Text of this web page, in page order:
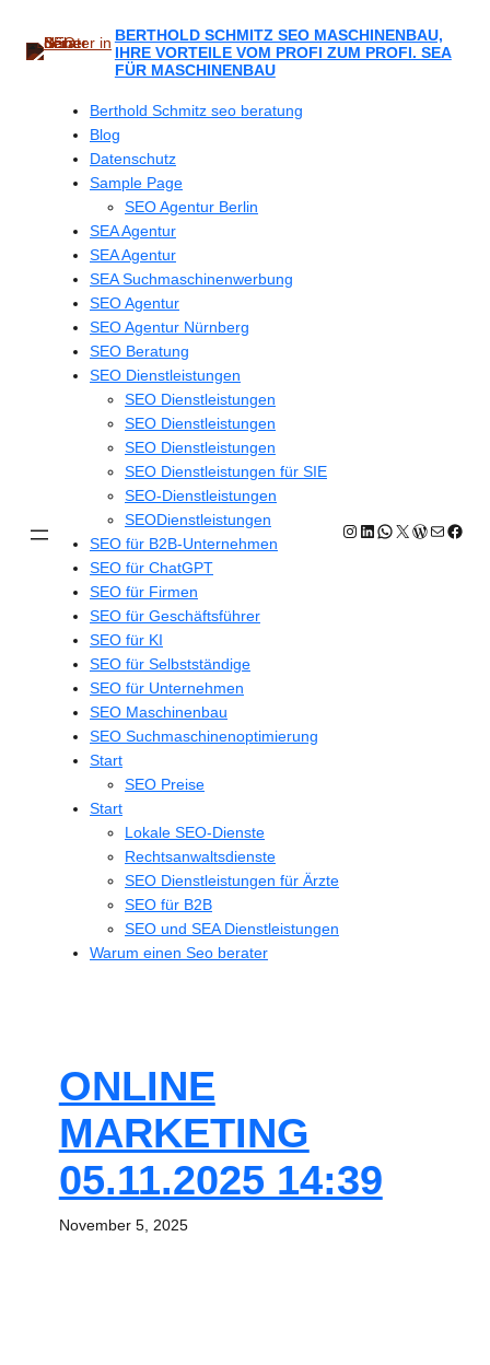
springen
BERTHOLD SCHMITZ SEO MASCHINENBAU,
IHRE VORTEILE VOM PROFI ZUM PROFI. SEA
FÜR MASCHINENBAU
Berthold Schmitz seo beratung
Blog
Datenschutz
Sample Page
SEO Agentur Berlin
SEA Agentur
SEA Agentur
SEA Suchmaschinenwerbung
SEO Agentur
SEO Agentur Nürnberg
SEO Beratung
SEO Dienstleistungen
SEO Dienstleistungen
SEO Dienstleistungen
SEO Dienstleistungen
SEO Dienstleistungen für SIE
SEO-Dienstleistungen
SEODienstleistungen
SEO für B2B-Unternehmen
SEO für ChatGPT
SEO für Firmen
SEO für Geschäftsführer
SEO für KI
SEO für Selbstständige
SEO für Unternehmen
SEO Maschinenbau
SEO Suchmaschinenoptimierung
Start
SEO Preise
Start
Lokale SEO-Dienste
Rechtsanwaltsdienste
SEO Dienstleistungen für Ärzte
SEO für B2B
SEO und SEA Dienstleistungen
Warum einen Seo berater
Instagram
LinkedIn
WhatsApp
X E-Mail
ONLINE
MARKETING
05.11.2025 14:39
November 5, 2025